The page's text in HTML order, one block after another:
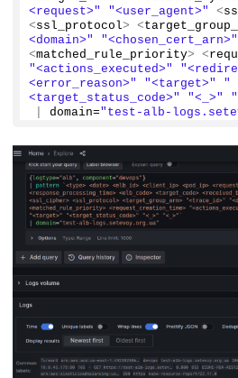
<request>"
"<user_agent>" <
<ssl_protocol> <
<domain>"
"<chosen_cert_arn>"
<matched_rule_priority> <
"<actions_executed>"
<error_reason>"
"<target>"
"
<target_status_code>"
"<_>"
domain="test-alb-